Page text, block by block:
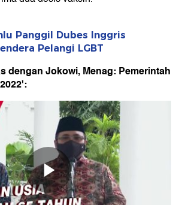
Panggil Dubes Inggris
Pelangi LGBT
dengan Jokowi, Menag: Pemerintah